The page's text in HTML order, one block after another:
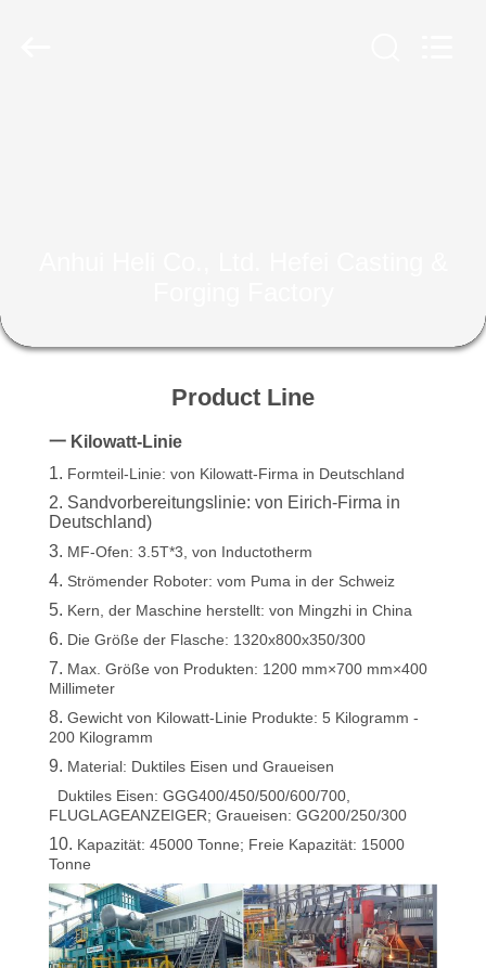
FABRIK-
QUALITÄTSKONTROLLE
TRETEN
SIE
MIT
UNS
VERBINDUNG
NACHRICHTEN
FORDERN
SIE
EIN
ZITAT
Product Line
一 Kilowatt-Linie
1. Formteil-Linie: von Kilowatt-Firma in Deutschland
2. Sandvorbereitungslinie: von Eirich-Firma in
Deutschland)
3. MF-Ofen: 3.5T*3, von Inductotherm
4. Strömender Roboter: vom Puma in der Schweiz
5. Kern, der Maschine herstellt: von Mingzhi in China
6. Die Größe der Flasche: 1320x800x350/300
7. Max. Größe von Produkten: 1200 mm×700 mm×400
Millimeter
8. Gewicht von Kilowatt-Linie Produkte: 5 Kilogramm -
200 Kilogramm
9. Material: Duktiles Eisen und Graueisen
Duktiles Eisen: GGG400/450/500/600/700,
FLUGLAGEANZEIGER; Graueisen: GG200/250/300
10. Kapazität: 45000 Tonne; Freie Kapazität: 15000
Tonne